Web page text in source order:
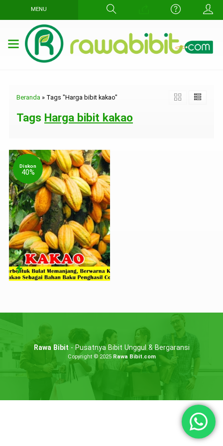
MENU
Beranda » Tags "Harga bibit kakao"
Tags Harga bibit kakao
Diskon
40%
Rawa Bibit - Pusatnya Bibit Unggul & Bergaransi
Copyright © 2025 Rawa Bibit.com